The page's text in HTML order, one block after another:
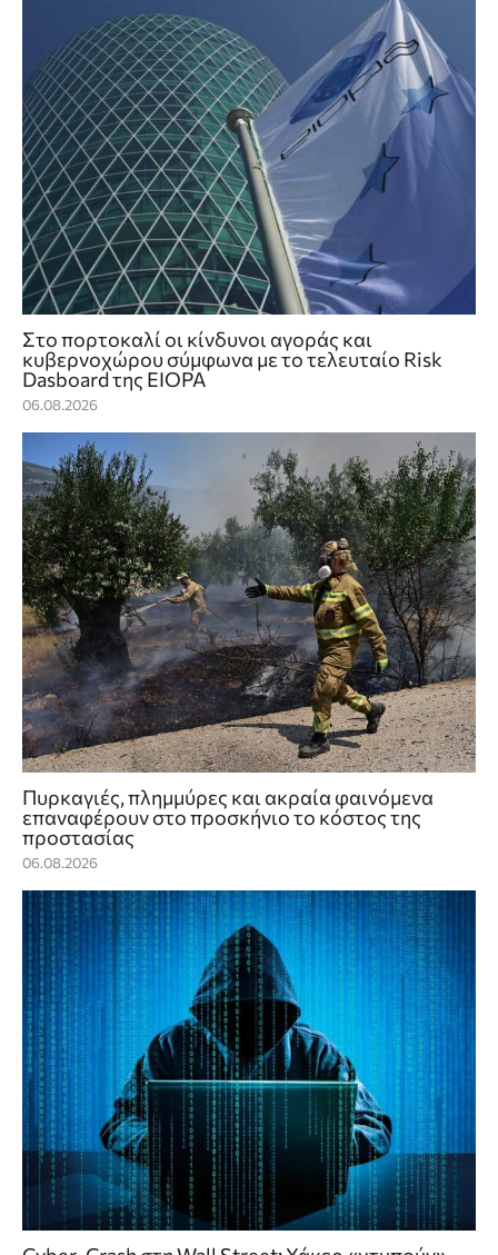
Στο πορτοκαλί οι κίνδυνοι αγοράς και
κυβερνοχώρου σύμφωνα με το τελευταίο Risk
Dasboard της EIOPA
06.08.2026
Πυρκαγιές, πλημμύρες και ακραία φαινόμενα
επαναφέρουν στο προσκήνιο το κόστος της
προστασίας
06.08.2026